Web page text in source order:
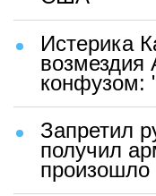
Истерика
возмездия
конфузом:
Запретил
получил